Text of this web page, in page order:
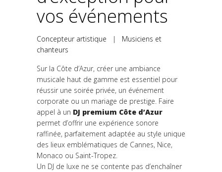
vos événements
Concepteur artistique | Musiciens et
chanteurs
Sur la Côte d’Azur, créer une ambiance
musicale haut de gamme est essentiel pour
réussir une soirée privée, un événement
corporate ou un mariage de prestige. Faire
appel à un DJ premium Côte d’Azur
permet d’offrir une expérience sonore
raffinée, parfaitement adaptée au style unique
des lieux emblématiques de Cannes, Nice,
Monaco ou Saint-Tropez.
Un DJ de luxe ne se contente pas d’enchaîner